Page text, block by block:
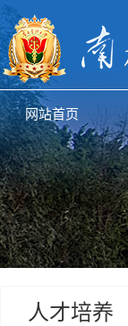
网站首页
人才培养